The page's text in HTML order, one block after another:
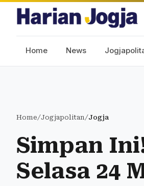
Home News
Home/Jogjapolitan/Jogja
Simpan
Selasa 24